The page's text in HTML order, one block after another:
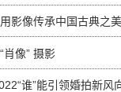
影像传承中国古典之美
肖像” 摄影
谁”能引领婚拍新风